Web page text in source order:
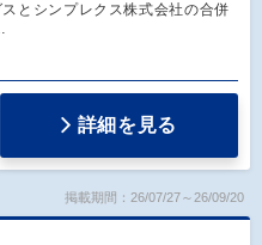
とシンプレクス株式会社の合併
詳細を見る
掲載期間：26/07/27～26/09/20